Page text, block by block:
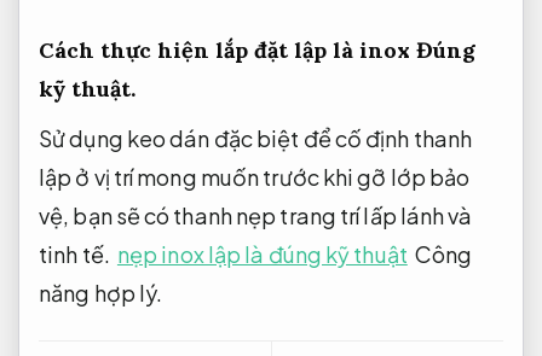
Cách thực hiện lắp đặt lập là inox Đúng
kỹ thuật.
Sử dụng keo dán đặc biệt để cố định thanh
lập ở vị trí mong muốn trước khi gỡ lớp bảo
vệ, bạn sẽ có thanh nẹp trang trí lấp lánh và
tinh tế. nẹp inox lập là đúng kỹ thuật Công
năng hợp lý.